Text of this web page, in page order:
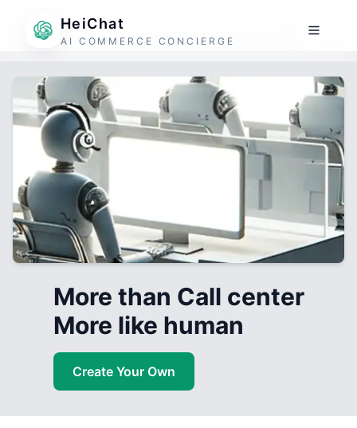
HeiChat
AI COMMERCE CONCIERGE
More than Call center
More like human
Create Your Own